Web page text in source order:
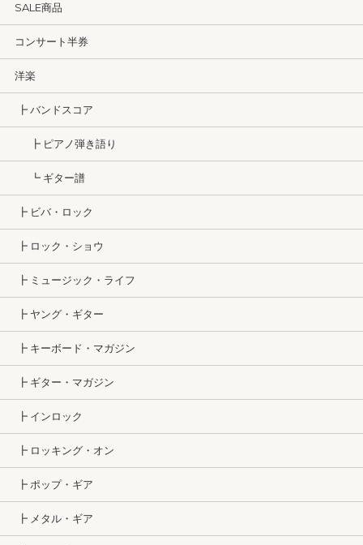
SALE商品
コンサート半券
洋楽
┣ バンドスコア
┣ ピアノ弾き語り
┗ ギター譜
┣ ビバ・ロック
┣ ロック・ショウ
┣ ミュージック・ライフ
┣ ヤング・ギター
┣ キーボード・マガジン
┣ ギター・マガジン
┣ インロック
┣ ロッキング・オン
┣ ポップ・ギア
┣ メタル・ギア